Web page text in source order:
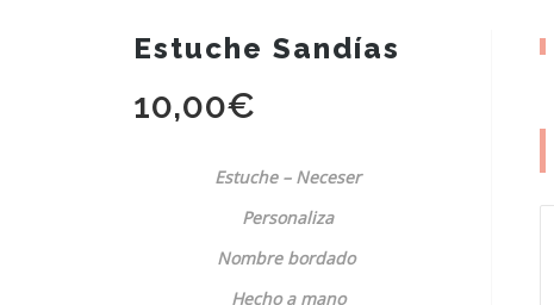
Estuche Sandías
10,00€
Estuche – Neceser
Personaliza
Nombre bordado
Hecho a mano